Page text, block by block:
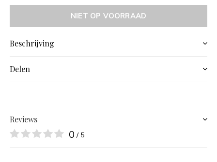
NIET OP VOORRAAD
Beschrijving
Delen
Reviews
0 / 5